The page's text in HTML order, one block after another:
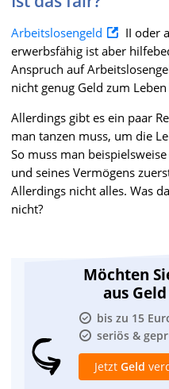
Arbeitslosengeld
II oder
erwerbsfähig ist aber
Anspruch auf
nicht genug Geld zum
Allerdings gibt es ein paar
man tanzen muss, um die
So muss man
und seines Vermögens
Allerdings nicht alles. Was
nicht?
Möchten
aus
bis zu 15
seriös &
Jetzt Geld